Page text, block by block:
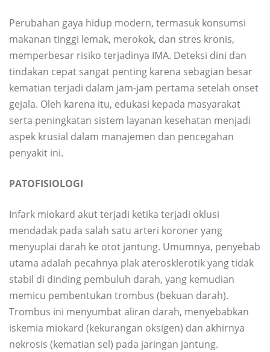
Perubahan gaya hidup modern, termasuk konsumsi
makanan tinggi lemak, merokok, dan stres kronis,
memperbesar risiko terjadinya IMA. Deteksi dini dan
tindakan cepat sangat penting karena sebagian besar
kematian terjadi dalam jam-jam pertama setelah onset
gejala. Oleh karena itu, edukasi kepada masyarakat
serta peningkatan sistem layanan kesehatan menjadi
aspek krusial dalam manajemen dan pencegahan
penyakit ini.
PATOFISIOLOGI
Infark miokard akut terjadi ketika terjadi oklusi
mendadak pada salah satu arteri koroner yang
menyuplai darah ke otot jantung. Umumnya, penyebab
utama adalah pecahnya plak aterosklerotik yang tidak
stabil di dinding pembuluh darah, yang kemudian
memicu pembentukan trombus (bekuan darah).
Trombus ini menyumbat aliran darah, menyebabkan
iskemia miokard (kekurangan oksigen) dan akhirnya
nekrosis (kematian sel) pada jaringan jantung.